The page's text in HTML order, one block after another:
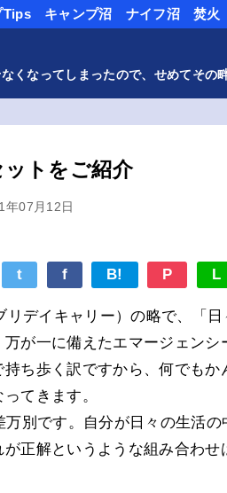
Tips キャンプ沼 ナイフ沼 焚火
くなってしまったので、せめてそ
トをご紹介
年07月12日
t f B! P L
デイキャリー）の略で、「
が一に備えたエマージェンシ
ち歩く訳ですから、何でもか
てきます。
別です。自分が日々の生活
正解というような組み合わせ